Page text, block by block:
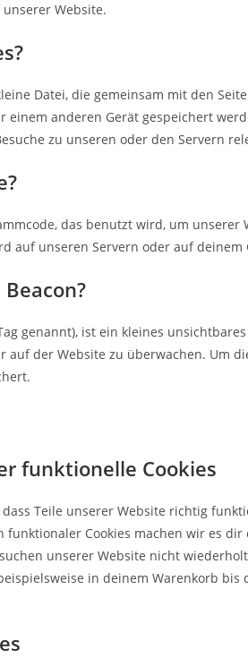
Website.
Datei, die gemeinsam mit den
einem anderen Gerät gespeichert
zu unseren oder den Servern
das benutzt wird, um
auf unseren Servern oder auf deinem
genannt), ist ein kleines
auf der Website zu überwachen. Um
funktionelle Cookies
dass Teile unserer Website richtig
funktionaler Cookies machen wir es
unserer Website nicht
in deinem Warenkorb bis